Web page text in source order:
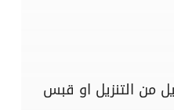
من التنزيل او قبس